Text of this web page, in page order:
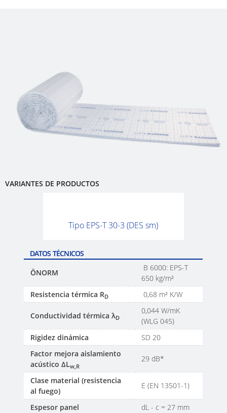
VARIANTES DE PRODUCTOS
Tipo EPS-T 30-3 (DES sm)
DATOS TÉCNICOS
ÖNORM
B 6000: EPS-T
650 kg/m²
Resistencia térmica RD 0,68 m² K/W
Conductividad térmica λD
0,044 W/mK
(WLG 045)
Rigidez dinámica
SD 20
Factor mejora aislamiento
acústico ΔLw,R
29 dB*
Clase material (resistencia
al fuego)
E (EN 13501-1)
Espesor panel dL - c = 27 mm